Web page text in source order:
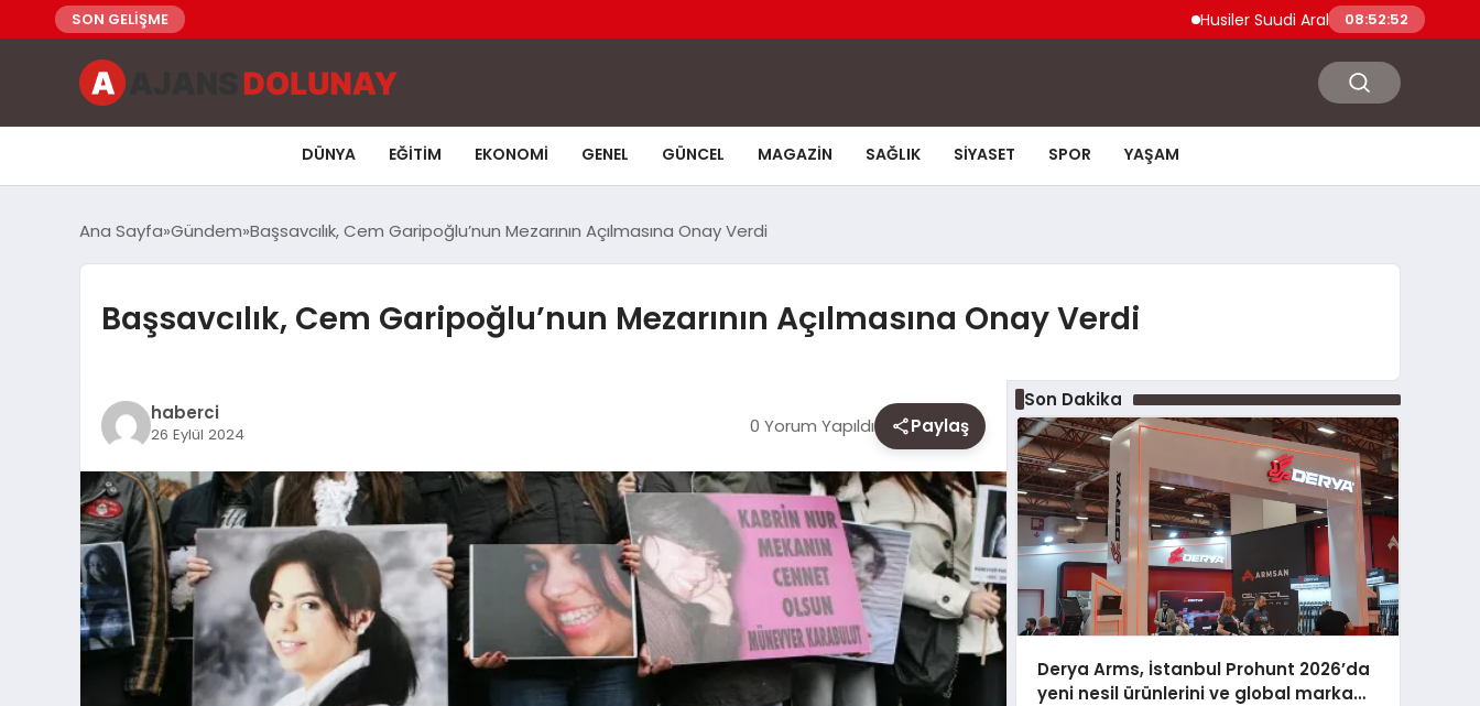
SON GELİŞME Husiler Suudi Arabistan Necran08:52:53
DÜNYA EĞITIM EKONOMI GENEL GÜNCEL MAGAZIN SAĞLIK SIYASET SPOR YAŞAM
Ana Sayfa Gündem Başsavcılık, Cem Garipoğlu’nun Mezarının Açılmasına Onay Verdi
Başsavcılık, Cem Garipoğlu’nun Mezarının Açılmasına Onay Verdi
haberci
26 Eylül 2024 0 Yorum Yapıldı Paylaş
Son Dakika
Derya Arms, İstanbul Prohunt 2026’da
yeni nesil ürünlerini ve global marka